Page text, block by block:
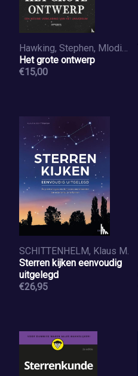
Hawking, Stephen, Mlodinov, Leonard
Het grote ontwerp
€15,00
SCHITTENHELM, Klaus M.
Sterren kijken eenvoudig
uitgelegd
€26,95